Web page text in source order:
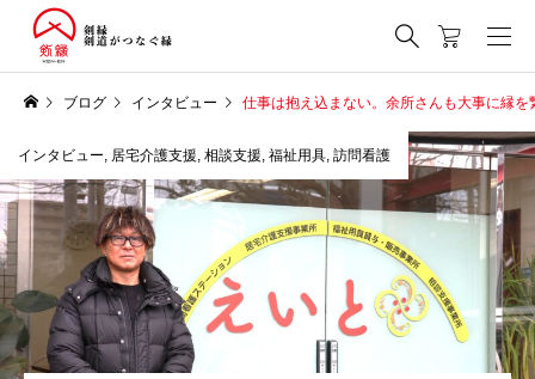
ブログ インタビュー 仕事は抱え込まない。余所さんも大事に縁
インタビュー, 居宅介護支援, 相談支援, 福祉用具, 訪問看護